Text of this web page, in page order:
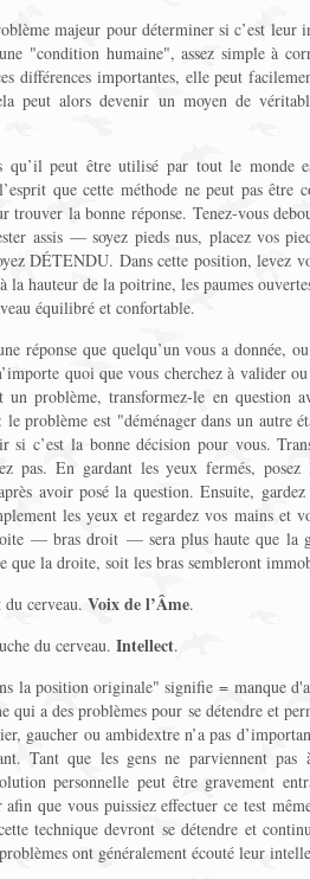
majeur pour déterminer si c’est leur
"condition humaine", assez simple à
différences importantes, elle peut
peut alors devenir un moyen de
qu’il peut être utilisé par tout le monde
que cette méthode ne peut pas être
trouver la bonne réponse. Tenez-vous
assis — soyez pieds nus, placez vos
DÉTENDU. Dans cette position, levez
hauteur de la poitrine, les paumes
équilibré et confortable.
réponse que quelqu’un vous a donnée,
quoi que vous cherchez à valider
un problème, transformez-le en question
problème est "déménager dans un autre
si c’est la bonne décision pour vous.
pas. En gardant les yeux fermés,
avoir posé la question. Ensuite,
les yeux et regardez vos mains et
— bras droit — sera plus haute que
que la droite, soit les bras sembleront
cerveau. Voix de l’Âme.
du cerveau. Intellect.
la position originale" signifie = manque
qui a des problèmes pour se détendre et
gaucher ou ambidextre n’a pas
Tant que les gens ne parviennent pas
personnelle peut être gravement
que vous puissiez effectuer ce test
technique devront se détendre et
ont généralement écouté leur